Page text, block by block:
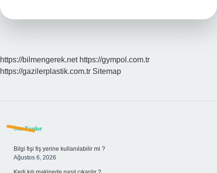
https://bilmengerek.net https://gympol.com.tr
https://gazilerplastik.com.tr Sitemap
Sidebar
Son Yazılar
Bilgi fişi fiş yerine kullanılabilir mi ?
Ağustos 6, 2026